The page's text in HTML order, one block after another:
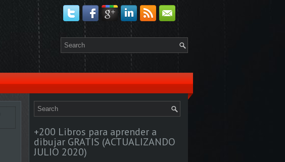
+200 Libros para aprender a
dibujar GRATIS (ACTUALIZANDO
JULIO 2020)